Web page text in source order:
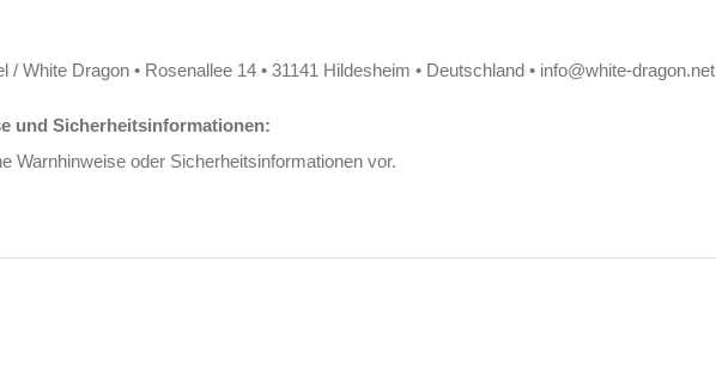
/ White Dragon • Rosenallee 14 • 31141 Hildesheim • Deutschland • info@white-dragon.net
und Sicherheitsinformationen:
Warnhinweise oder Sicherheitsinformationen vor.